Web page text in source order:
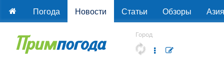
Погода Новости Статьи Обзоры Азия
Город